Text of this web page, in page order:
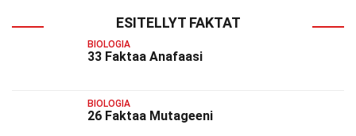
ESITELLYT FAKTAT
BIOLOGIA
33 Faktaa Anafaasi
BIOLOGIA
26 Faktaa Mutageeni